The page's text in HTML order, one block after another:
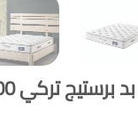
تركي 200×200سم